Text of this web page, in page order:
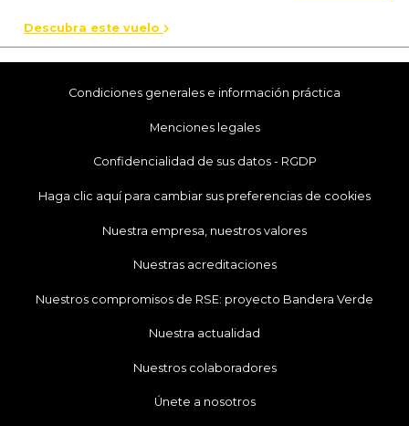
Descubra este vuelo
Condiciones generales e información práctica
Menciones legales
Confidencialidad de sus datos - RGDP
Haga clic aquí para cambiar sus preferencias de cookies
Nuestra empresa, nuestros valores
Nuestras acreditaciones
Nuestros compromisos de RSE: proyecto Bandera Verde
Nuestra actualidad
Nuestros colaboradores
Únete a nosotros